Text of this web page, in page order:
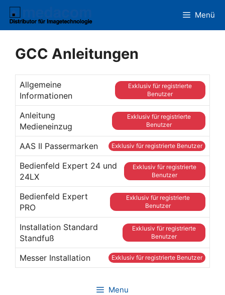
Zum
Inhalt
Menü
GCC Anleitungen
Allgemeine
Informationen
Exklusiv für registrierte
Benutzer
Anleitung
Medieneinzug
Exklusiv für registrierte
Benutzer
AAS II Passermarken Exklusiv für registrierte Benutzer
Bedienfeld Expert 24 und
24LX
Exklusiv für registrierte
Benutzer
Bedienfeld Expert
PRO
Exklusiv für registrierte
Benutzer
Installation Standard
Standfuß
Exklusiv für registrierte
Benutzer
Messer Installation Exklusiv für registrierte Benutzer
Menu